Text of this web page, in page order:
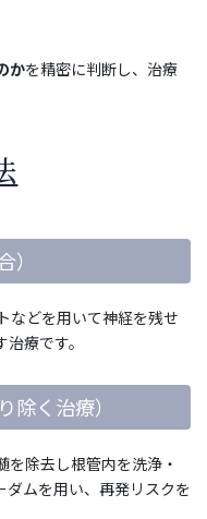
かを精密に判断し、治療
などを用いて神経を残せ
療です。
く治療）
除去し根管内を洗浄・
ダムを用い、再発リスクを